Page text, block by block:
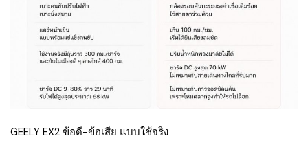
GEELY EX2 ข้อดี-ข้อเสีย แบบใช้จริง